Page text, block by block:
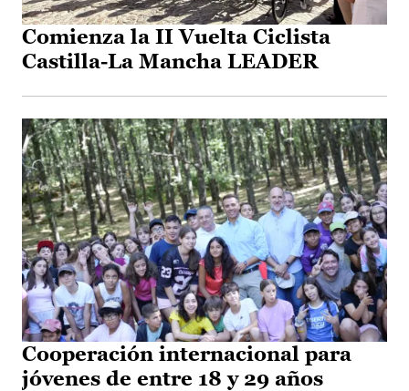
Comienza la II Vuelta Ciclista
Castilla-La Mancha LEADER
Cooperación internacional para
jóvenes de entre 18 y 29 años